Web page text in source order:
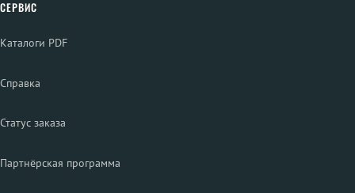
СЕРВИС
Каталоги PDF
Справка
Статус заказа
Партнёрская программа